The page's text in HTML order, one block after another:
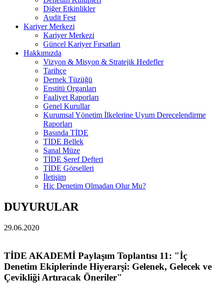
Diğer Etkinlikler
Audit Fest
Kariyer Merkezi
Kariyer Merkezi
Güncel Kariyer Fırsatları
Hakkımızda
Vizyon & Misyon & Stratejik Hedefler
Tarihçe
Dernek Tüzüğü
Enstitü Organları
Faaliyet Raporları
Genel Kurullar
Kurumsal Yönetim İlkelerine Uyum Derecelendirme
Raporları
Basında TİDE
TİDE Bellek
Sanal Müze
TİDE Şeref Defteri
TİDE Görselleri
İletişim
Hiç Denetim Olmadan Olur Mu?
DUYURULAR
29.06.2020
TİDE AKADEMİ Paylaşım Toplantısı 11: "İç
Denetim Ekiplerinde Hiyerarşi: Gelenek, Gelecek ve
Çevikliği Artıracak Öneriler"